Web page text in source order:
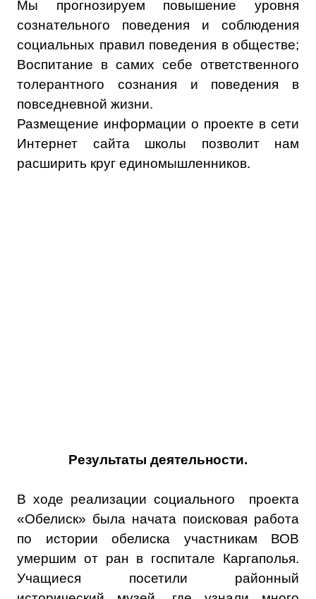
Мы прогнозируем повышение уровня
сознательного поведения и соблюдения
социальных правил поведения в обществе;
Воспитание в самих себе ответственного
толерантного сознания и поведения в
повседневной жизни.
Размещение информации о проекте в сети
Интернет сайта школы позволит нам
расширить круг единомышленников.
Результаты деятельности.
В ходе реализации социального проекта
«Обелиск» была начата поисковая работа
по истории обелиска участникам ВОВ
умершим от ран в госпитале Каргаполья.
Учащиеся посетили районный